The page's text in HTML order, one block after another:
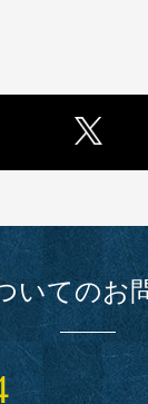
いてのお